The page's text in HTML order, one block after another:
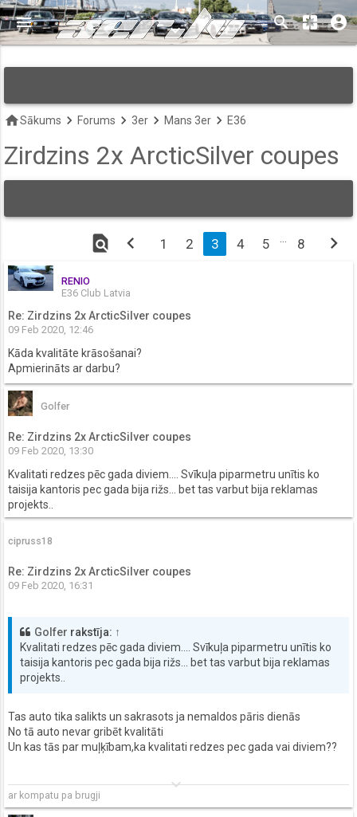
keyboard_arrow_down
menu search pages account_circle
homeSākums keyboard_arrow_right Forums keyboard_arrow_right 3er keyboard_arrow_right Mans 3er keyboard_arrow_right E36
Zirdzins 2x ArcticSilver coupes
find_in_page chevron_left 1 2 3 4 5 8 chevron_right
RENIO
E36 Club Latvia
Re: Zirdzins 2x ArcticSilver coupes
09 Feb 2020, 12:46
Kāda kvalitāte krāsošanai?
Apmierināts ar darbu?
Golfer
Re: Zirdzins 2x ArcticSilver coupes
09 Feb 2020, 13:30
Kvalitati redzes pēc gada diviem.... Svīkuļa piparmetru unītis ko
taisija kantoris pec gada bija rižs... bet tas varbut bija reklamas
projekts..
cipruss18
Re: Zirdzins 2x ArcticSilver coupes
09 Feb 2020, 16:31
Golfer rakstīja: ↑
Kvalitati redzes pēc gada diviem.... Svīkuļa piparmetru unītis ko
taisija kantoris pec gada bija rižs... bet tas varbut bija reklamas
projekts..
Tas auto tika salikts un sakrasots ja nemaldos pāris dienās
No tā auto nevar gribēt kvalitāti
Un kas tās par muļķībam,ka kvalitati redzes pec gada vai diviem??
keyboard_arrow_down
ar kompatu pa brugji